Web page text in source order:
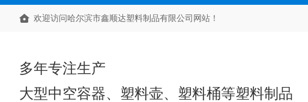
欢迎访问哈尔滨市鑫顺达塑料制品有限公司网站！
多年专注生产
大型中空容器、塑料壶、塑料桶等塑料制品